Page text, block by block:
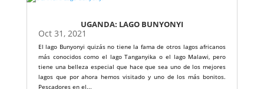
UGANDA: LAGO BUNYONYI
Oct 31, 2021
El lago Bunyonyi quizás no tiene la fama de otros lagos africanos
más conocidos como el lago Tanganyika o el lago Malawi, pero
tiene una belleza especial que hace que sea uno de los mejores
lagos que por ahora hemos visitado y uno de los más bonitos.
Pescadores en el...